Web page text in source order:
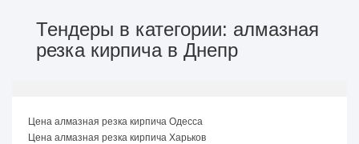
Тендеры в категории: алмазная
резка кирпича в Днепр
Цена алмазная резка кирпича Одесса
Цена алмазная резка кирпича Харьков